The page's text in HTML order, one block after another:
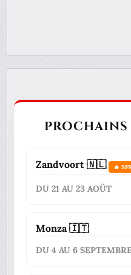
Zandvoort 🇳🇱 🔥
DU 21 AU 23 AOÛT
Monza 🇮🇹
DU 4 AU 6 SEPTEMBRE